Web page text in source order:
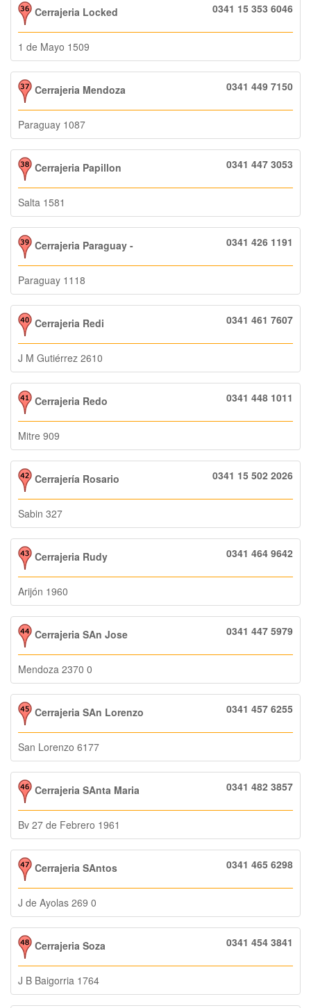
Cerrajeria Locked 0341 15 353 6046
1 de Mayo 1509
Cerrajeria Mendoza 0341 449 7150
Paraguay 1087
Cerrajeria Papillon 0341 447 3053
Salta 1581
Cerrajeria Paraguay - 0341 426 1191
Paraguay 1118
Cerrajeria Redi 0341 461 7607
J M Gutiérrez 2610
Cerrajeria Redo 0341 448 1011
Mitre 909
Cerrajería Rosario 0341 15 502 2026
Sabin 327
Cerrajeria Rudy 0341 464 9642
Arijón 1960
Cerrajeria SAn Jose 0341 447 5979
Mendoza 2370 0
Cerrajeria SAn Lorenzo 0341 457 6255
San Lorenzo 6177
Cerrajeria SAnta Maria 0341 482 3857
Bv 27 de Febrero 1961
Cerrajeria SAntos 0341 465 6298
J de Ayolas 269 0
Cerrajeria Soza 0341 454 3841
J B Baigorria 1764